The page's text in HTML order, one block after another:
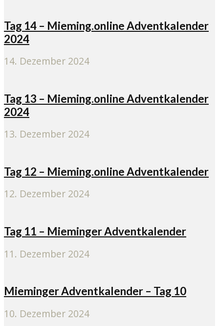
Tag 14 – Mieming.online Adventkalender
2024
14. Dezember 2024
Tag 13 – Mieming.online Adventkalender
2024
13. Dezember 2024
Tag 12 – Mieming.online Adventkalender
12. Dezember 2024
Tag 11 – Mieminger Adventkalender
11. Dezember 2024
Mieminger Adventkalender – Tag 10
10. Dezember 2024